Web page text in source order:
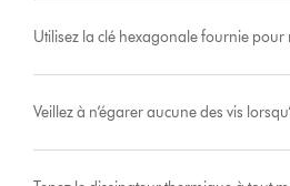
Utilisez la clé hexagonale fournie pour
Veillez à n’égarer aucune des vis